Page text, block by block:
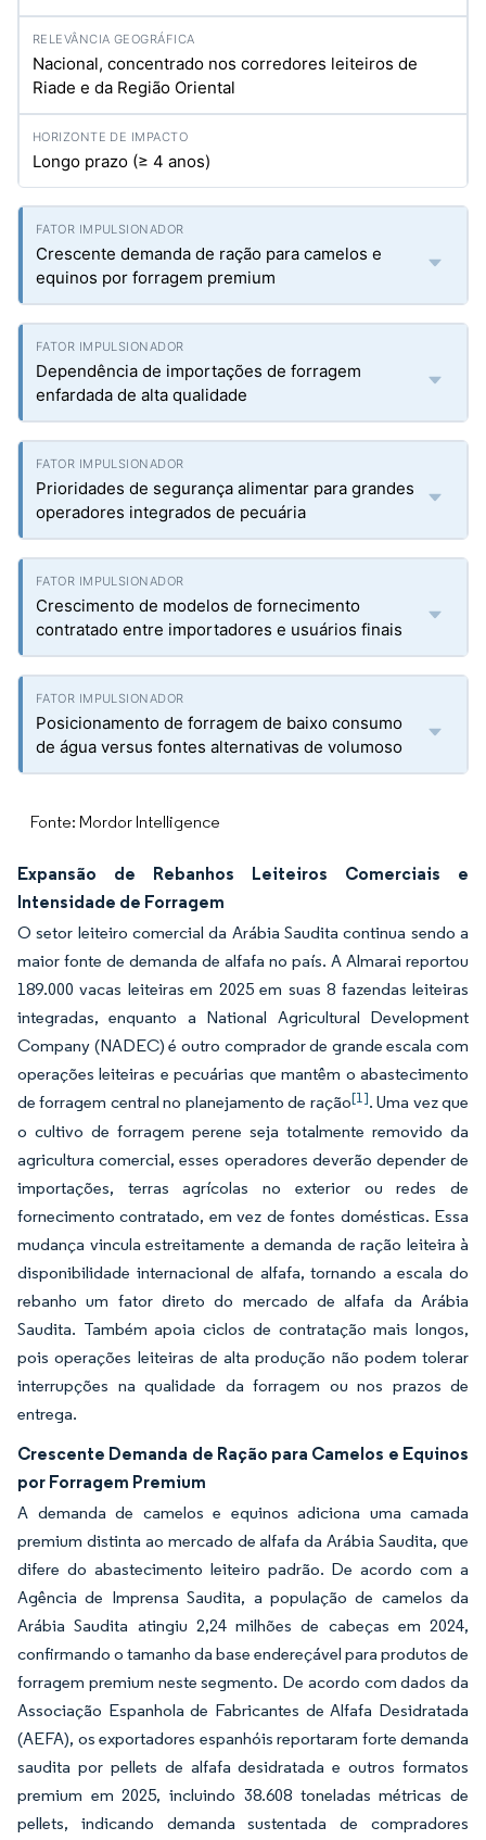
Nacional, concentrado nos corredores leiteiros de
Riade e da Região Oriental
Longo prazo (≥ 4 anos)
Crescente demanda de ração para camelos e
equinos por forragem premium
Dependência de importações de forragem
enfardada de alta qualidade
Prioridades de segurança alimentar para grandes
operadores integrados de pecuária
Crescimento de modelos de fornecimento
contratado entre importadores e usuários finais
Posicionamento de forragem de baixo consumo
de água versus fontes alternativas de volumoso
Fonte: Mordor Intelligence
Expansão de Rebanhos Leiteiros Comerciais e
Intensidade de Forragem
O setor leiteiro comercial da Arábia Saudita continua sendo a
maior fonte de demanda de alfafa no país. A Almarai reportou
189.000 vacas leiteiras em 2025 em suas 8 fazendas leiteiras
integradas, enquanto a National Agricultural Development
Company (NADEC) é outro comprador de grande escala com
operações leiteiras e pecuárias que mantêm o abastecimento
de forragem central no planejamento de ração[1]. Uma vez que
o cultivo de forragem perene seja totalmente removido da
agricultura comercial, esses operadores deverão depender de
importações, terras agrícolas no exterior ou redes de
fornecimento contratado, em vez de fontes domésticas. Essa
mudança vincula estreitamente a demanda de ração leiteira à
disponibilidade internacional de alfafa, tornando a escala do
rebanho um fator direto do mercado de alfafa da Arábia
Saudita. Também apoia ciclos de contratação mais longos,
pois operações leiteiras de alta produção não podem tolerar
interrupções na qualidade da forragem ou nos prazos de
entrega.
Crescente Demanda de Ração para Camelos e Equinos
por Forragem Premium
A demanda de camelos e equinos adiciona uma camada
premium distinta ao mercado de alfafa da Arábia Saudita, que
difere do abastecimento leiteiro padrão. De acordo com a
Agência de Imprensa Saudita, a população de camelos da
Arábia Saudita atingiu 2,24 milhões de cabeças em 2024,
confirmando o tamanho da base endereçável para produtos de
forragem premium neste segmento. De acordo com dados da
Associação Espanhola de Fabricantes de Alfafa Desidratada
(AEFA), os exportadores espanhóis reportaram forte demanda
saudita por pellets de alfafa desidratada e outros formatos
premium em 2025, incluindo 38.608 toneladas métricas de
pellets, indicando demanda sustentada de compradores